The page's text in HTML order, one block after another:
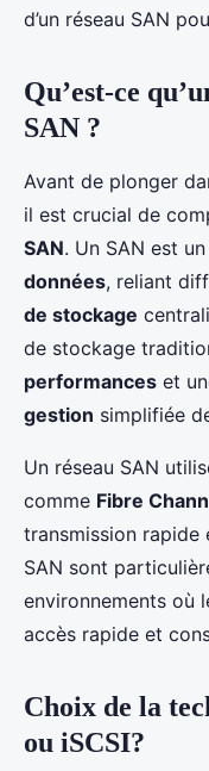
d’un réseau SAN
Qu’est-ce
SAN ?
Avant de plonger
il est crucial de
SAN. Un SAN est
données, reliant
de stockage
de stockage
performances et
gestion simplifiée
Un réseau SAN
comme Fibre
transmission rapide
SAN sont
environnements où
accès rapide et
Choix de la
ou iSCSI?